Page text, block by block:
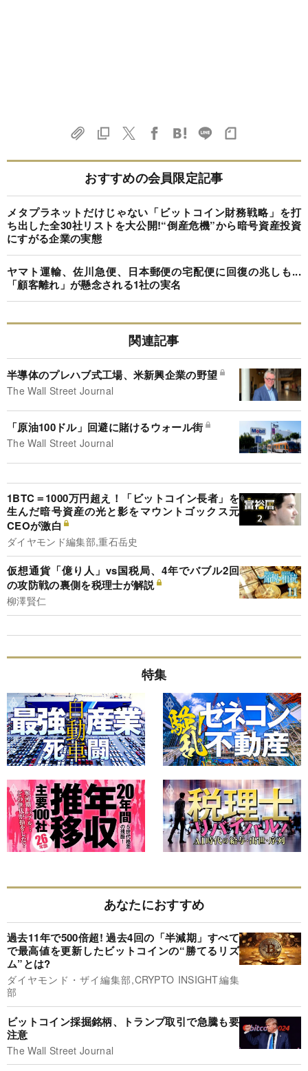
おすすめの会員限定記事
メタプラネットだけじゃない「ビットコイン財務戦略」を打
ち出した全30社リストを大公開!“倒産危機”から暗号資産投資
にすがる企業の実態
ヤマト運輸、佐川急便、日本郵便の宅配便に回復の兆しも...
「顧客離れ」が懸念される1社の実名
関連記事
半導体のプレハブ式工場、米新興企業の野望
The Wall Street Journal
「原油100ドル」回避に賭けるウォール街
The Wall Street Journal
1BTC＝1000万円超え！「ビットコイン長者」を
生んだ暗号資産の光と影をマウントゴックス元
CEOが激白
ダイヤモンド編集部,重石岳史
仮想通貨「億り人」vs国税局、4年でバブル2回
の攻防戦の裏側を税理士が解説
柳澤賢仁
特集
あなたにおすすめ
過去11年で500倍超! 過去4回の「半減期」すべて
で最高値を更新したビットコインの“勝てるリズ
ム”とは?
ダイヤモンド・ザイ編集部,CRYPTO INSIGHT編集
部
ビットコイン採掘銘柄、トランプ取引で急騰も要
注意
The Wall Street Journal